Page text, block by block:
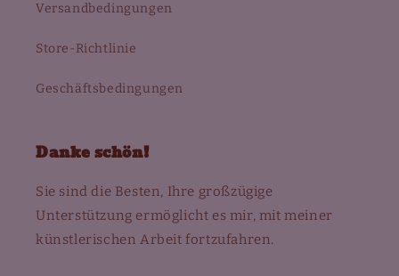
Versandbedingungen
Store-Richtlinie
Geschäftsbedingungen
Danke schön!
Sie sind die Besten, Ihre großzügige
Unterstützung ermöglicht es mir, mit meiner
künstlerischen Arbeit fortzufahren.